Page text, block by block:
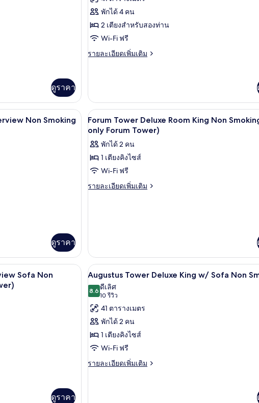
Non
(Adult
only
Tower)
ดูราคา
ของ
Augustus
Tower
Deluxe
2
พักได้ 4 คน
2 เตียงสำหรับสองท่าน
Wi-Fi ฟรี
รายละเอียดเพิ่มเติม
ราย
กับ
Augustus
Tower
Deluxe
2
Bed
Non
Smoking
นอนระดับพรีเมียม, เตียงพร้อมฟูกเสริมที่นอน, ตู้นิรภัยในห้องพัก
Non Smoking
ดูราคา
เปิด
ภาพถ่าย
ทั้งหมด
ของ
Forum
Tower
(Adult
only
Forum
Tower)
เครื่องนอนระดับพรีเมี
7
Forum Tower Deluxe Room King Non
only Forum Tower)
พักได้ 2 คน
1 เตียงคิงไซส์
Wi-Fi ฟรี
รายละเอียดเพิ่มเติม
ราย
Tower
Deluxe
Room
King
Non
Smoking
(Adult
only
Forum
Tower)
นอนระดับพรีเมียม, เตียงพร้อมฟูกเสริมที่นอน, ตู้นิรภัยในห้องพัก
Sofa Non
ดูราคา
เปิด
ภาพถ่าย
ทั้งหมด
ของ
Augustus
Tower
Deluxe
King
เครื่องนอนระดับพรีเมี
4
Augustus Tower Deluxe King w/ Sofa Non
8.68.6 จาก 10
ดีเลิศ
10 รีวิว
(10
รีวิว)
41 ตารางเมตร
พักได้ 2 คน
1 เตียงคิงไซส์
Wi-Fi ฟรี
รายละเอียดเพิ่มเติม
ราย